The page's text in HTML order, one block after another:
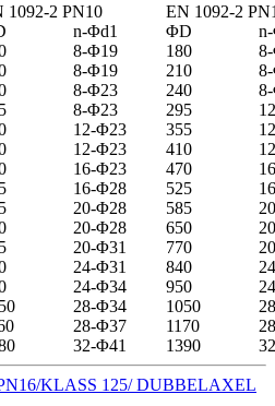
1092-2 PN10
EN 1092-2
n-Φd1 ΦD
8-Φ19 180
8-Φ19 210
8-Φ23 240
8-Φ23 295
12-Φ23 355
12-Φ23 410
16-Φ23 470
16-Φ28 525
20-Φ28 585
20-Φ28 650
20-Φ31 770
24-Φ31 840
24-Φ34 950
28-Φ34 1050
28-Φ37 1170
32-Φ41 1390
KLASS 125/ DUBBELAXEL